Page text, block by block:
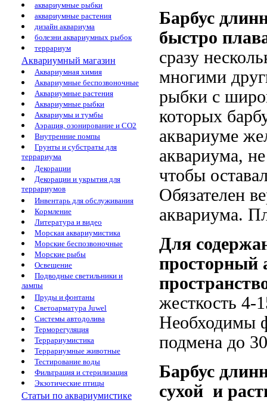
аквариумные рыбки
аквариумные растения
дизайн аквариума
болезни аквариумных рыбок
террариум
Аквариумный магазин
Аквариумная химия
Аквариумные беспозвоночные
Аквариумные растения
Аквариумные рыбки
Аквариумы и тумбы
Аэрация, озонирование и CO2
Внутренние помпы
Грунты и субстраты для
террариума
Декорации
Декорации и укрытия для
террариумов
Инвентарь для обслуживания
Кормление
Литература и видео
Морская аквариумистика
Морские беспозвоночные
Морские рыбы
Освещение
Подводные светильники и
лампы
Пруды и фонтаны
Светоарматура Juwel
Системы автодолива
Терморегуляция
Террариумистика
Террариумные животные
Тестирование воды
Фильтрация и стерилизация
Экзотические птицы
Статьи по аквариумистике
Барбус
быстро
сразу
многими
рыбки с
которых
аквариуме
аквариума,
чтобы
Обязателен
аквариума.
Для
просторный
жесткость 4-
Необходимы
подмена до
Барбус
сухой и